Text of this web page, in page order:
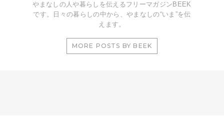
やまなしの人や暮らしを伝えるフリーマガジンBEEK
です。日々の暮らしの中から、やまなしの“いま”を伝
えます。
MORE POSTS BY BEEK